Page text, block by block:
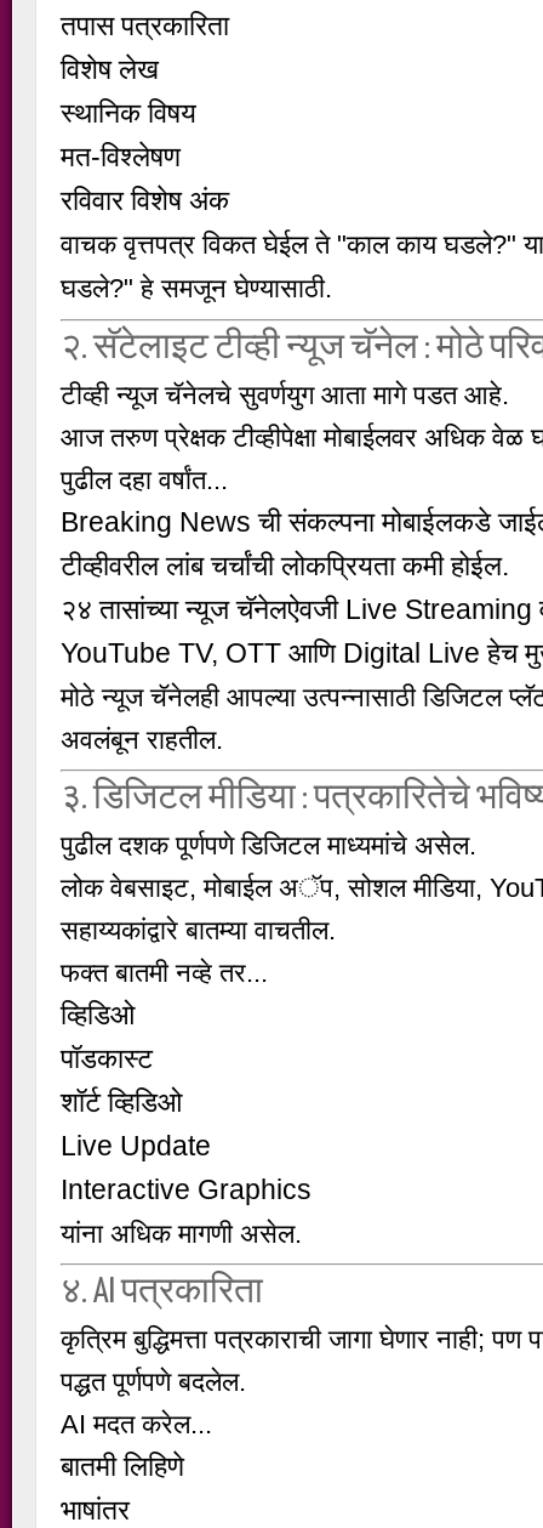
तपास पत्रकारिता
विशेष लेख
स्थानिक विषय
मत-विश्लेषण
रविवार विशेष अंक
वाचक वृत्तपत्र विकत घेईल ते "काल काय घडले?"
घडले?" हे समजून घेण्यासाठी.
२. सॅटेलाइट टीव्ही न्यूज चॅनेल : मोठे
टीव्ही न्यूज चॅनेलचे सुवर्णयुग आता मागे पडत आहे.
आज तरुण प्रेक्षक टीव्हीपेक्षा मोबाईलवर अधिक वेळ
पुढील दहा वर्षांत...
Breaking News ची संकल्पना मोबाईलकडे
टीव्हीवरील लांब चर्चांची लोकप्रियता कमी होईल.
२४ तासांच्या न्यूज चॅनेलऐवजी Live Streaming
YouTube TV, OTT आणि Digital Live हेच
मोठे न्यूज चॅनेलही आपल्या उत्पन्नासाठी डिजिटल
अवलंबून राहतील.
३. डिजिटल मीडिया : पत्रकारितेचे
पुढील दशक पूर्णपणे डिजिटल माध्यमांचे असेल.
लोक वेबसाइट, मोबाईल अॅप, सोशल मीडिया,
सहाय्यकांद्वारे बातम्या वाचतील.
फक्त बातमी नव्हे तर...
व्हिडिओ
पॉडकास्ट
शॉर्ट व्हिडिओ
Live Update
Interactive Graphics
यांना अधिक मागणी असेल.
४. AI पत्रकारिता
कृत्रिम बुद्धिमत्ता पत्रकाराची जागा घेणार नाही; पण
पद्धत पूर्णपणे बदलेल.
AI मदत करेल...
बातमी लिहिणे
भाषांतर